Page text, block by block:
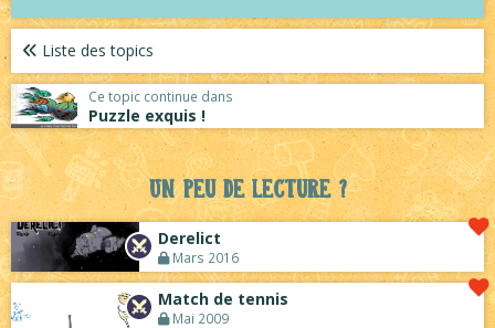
Liste des topics
Ce topic continue dans
Puzzle exquis !
Un peu de lecture ?
Derelict
Mars 2016
Match de tennis
Mai 2009